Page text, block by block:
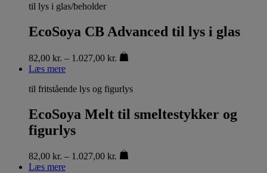
til lys i glas/beholder
EcoSoya CB Advanced til lys i glas
82,00 kr. – 1.027,00 kr.
Læs mere
til fritstående lys og figurlys
EcoSoya Melt til smeltestykker og
figurlys
82,00 kr. – 1.027,00 kr.
Læs mere